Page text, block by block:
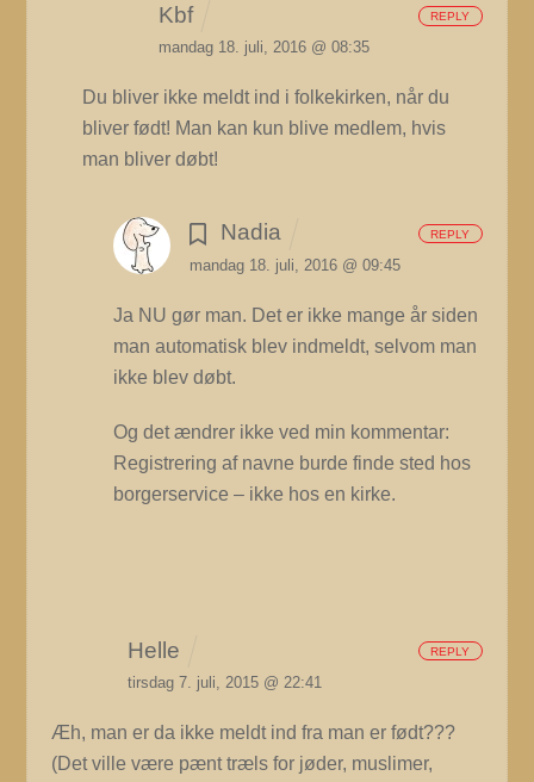
Kbf
mandag 18. juli, 2016 @ 08:35
Du bliver ikke meldt ind i folkekirken, når du
bliver født! Man kan kun blive medlem, hvis
man bliver døbt!
REPLY
Nadia
mandag 18. juli, 2016 @ 09:45
Ja NU gør man. Det er ikke mange år siden
man automatisk blev indmeldt, selvom man
ikke blev døbt.
Og det ændrer ikke ved min kommentar:
Registrering af navne burde finde sted hos
borgerservice – ikke hos en kirke.
REPLY
Helle
tirsdag 7. juli, 2015 @ 22:41
Æh, man er da ikke meldt ind fra man er født???
(Det ville være pænt træls for jøder, muslimer,
REPLY